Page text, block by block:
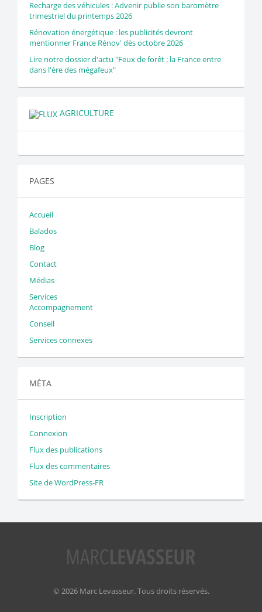
Recharge des véhicules : Advenir publie son baromètre
trimestriel du printemps 2026
Rénovation énergétique : les publicités devront
mentionner France Rénov' dès octobre 2026
Lire notre dossier d'actu "Feux de forêt : la France entre
dans l'ère des mégafeux"
AGRICULTURE
PAGES
Accueil
Balados
Blog
Contact
Médias
Services
Accompagnement
Conseil
Services connexes
MÉTA
Inscription
Connexion
Flux des publications
Flux des commentaires
Site de WordPress-FR
© 2026 Marc Levasseur. Tous droits réservés.